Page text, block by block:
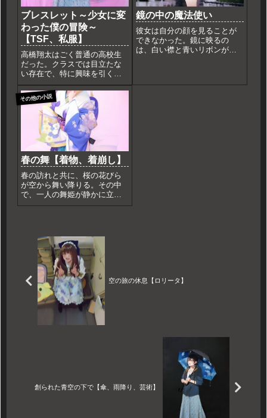
ブレスレット～少女に変
わった僕の冒険～
【TSF、私服】
高橋翔太はごく普通の高校生
だった。クラスでは目立たな
い存在で、特に興味を引くよ
うな特技もない。そんな彼が
ある日、友人の加藤に誘われ
て訪れた古い骨董品店で、不
思議なブレスレットを見つけ
た。「これ、ちょっとかっこ
いいかも」と翔太はブレスレ
ットを...
鏡の中の魔法使い
彼女は自分の顔を見ることが
できなかった。鏡に映るの
は、白い襟と青いリボンがつ
かっていたが、その顔はぼや
その他の小説
春の舞【着物、着崩し】
春の訪れと共に、桜の花びら
が空から舞い降りる。その中
で、一人の舞姫が静かに立ち
上がった。彼女の名は結衣、
物を身に纏い、紫の帯をしっ
かりと結びつけた。彼女の髪
は、春...
空の旅の休息【ロリータ】
創られた青空の下で【傘、雨降り、芸術】